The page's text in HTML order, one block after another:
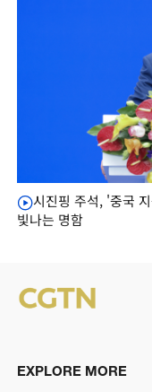
시진핑 주석, '중국
빛나는 명함
EXPLORE MORE